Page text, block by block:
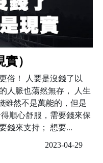
）
俗！ 人要是沒錢了以
人脈也蕩然無存， 人生
然不是萬能的，但是
順心舒服，需要錢來保
錢來支持； 想要...
2023-04-29